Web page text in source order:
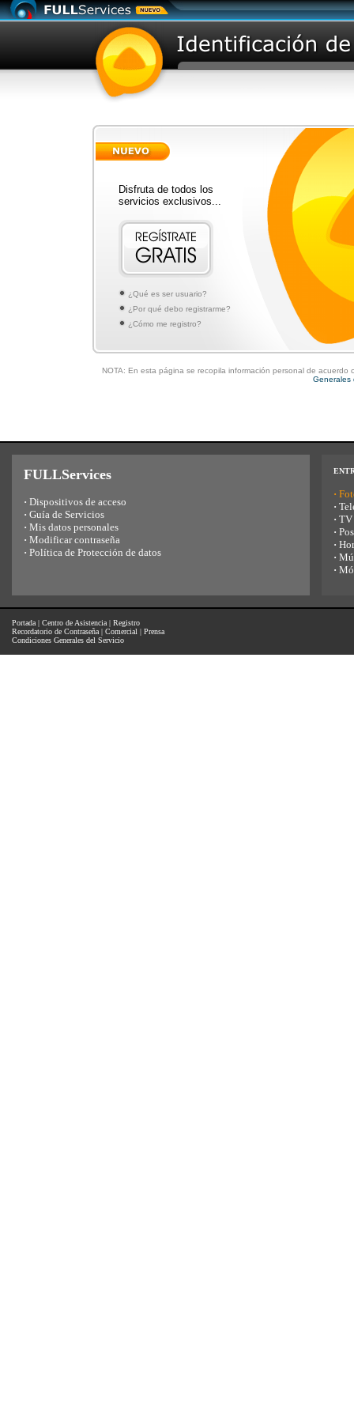
Disfruta de todos los
servicios exclusivos...
¿Qué es ser usuario?
¿Por qué debo registrarme?
¿Cómo me registro?
NOTA: En esta página se recopila información personal de acuerdo
Generales
FULLServices
· Dispositivos de acceso
· Guía de Servicios
· Mis datos personales
· Modificar contraseña
· Política de Protección de datos
·
·
· TV
·
·
·
·
Portada | Centro de Asistencia | Registro
Recordatorio de Contraseña | Comercial | Prensa
Condiciones Generales del Servicio